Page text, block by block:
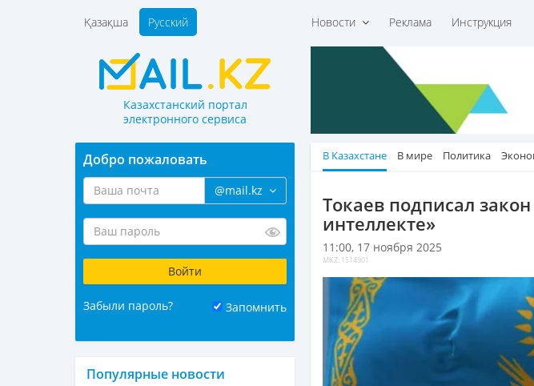
Новости Реклама Инструкция
Қазақша Русский
Казахстанский портал
электронного сервиса
В Казахстане В мире Политика
Токаев подписал
интеллекте»
11:00, 17 ноября 2025
MKZ: 1514901
Добро пожаловать
@mail.kz
Забыли пароль? Запомнить
Популярные новости